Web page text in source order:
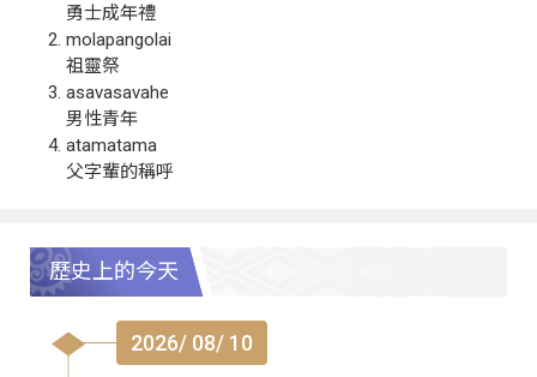
勇士成年禮
molapangolai
祖靈祭
asavasavahe
男性青年
atamatama
父字輩的稱呼
歷史上的今天
2026/ 08/ 10